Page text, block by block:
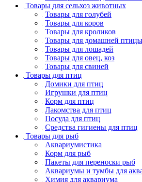
Товары для сельхоз животных
Товары для голубей
Товары для коров
Товары для кроликов
Товары для домашней птицы
Товары для лошадей
Товары для овец, коз
Товары для свиней
Товары для птиц
Домики для птиц
Игрушки для птиц
Корм для птиц
Лакомства для птиц
Посуда для птиц
Средства гигиены для птиц
Товары для рыб
Аквариумистика
Корм для рыб
Пакеты для переноски рыб
Аквариумы и тумбы для
Химия для аквариума